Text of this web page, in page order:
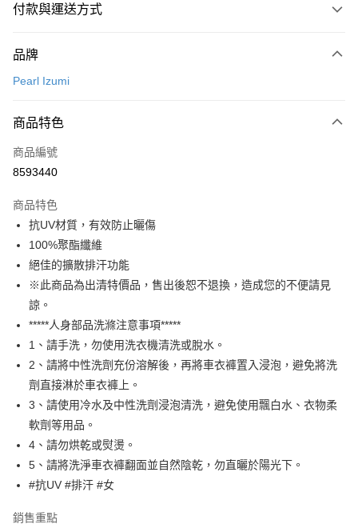
付款與運送方式
信用卡一次付款
LINE Pay
Apple Pay
相關說明
【關於「AFTEE先享後付」】
便利好安心！
１．簡單：不需註冊會員、不需綁卡、不需儲值。
２．便利：只要手機號碼，簡訊認證，即可結帳。
３．安心：先確認商品／服務後，再付款。
【「AFTEE先享後付」結帳流程】
結帳頁面，進行簡訊認證並確認金額後，即可完成結帳。
２．訂單成立數日內，您將收到繳費通知簡訊。
３．收到繳費通知簡訊後14天內，點擊此簡訊中的連結，可透過四大超商／
ATM／網路銀行／等多元方式進行付款，方視為交易完成。
※ 請注意：結帳手續完成當下不需立刻繳費，但若您需要取消訂單，請聯絡
購買商品的店家。未經商家同意取消之訂單仍視為有效，需透過AFTEE先享
※ 交易是否成功請以「AFTEE先享後付 」之結帳頁面顯示為準，若有關於
是否繳費成功／繳費後需取消欲退款等相關疑問，請聯繫「AFTEE先享後付
客戶支援中心」https://netprotections.freshdesk.com/support/home
ATM付款
運送方式
全家取貨付款
每筆NT$60
付款後－全家取貨
每筆NT$60
7-11取貨付款
每筆NT$60
付款後－7-11取貨
每筆NT$60
品牌
Pearl Izumi
商品特色
商品編號
8593440
商品特色
抗UV材質，有效防止曬傷
100%聚酯纖維
絕佳的擴散排汗功能
※此商品為出清特價品，售出後恕不退換，造成您的不便請見
諒。
*****人身部品洗滌注意事項*****
1、請手洗，勿使用洗衣機清洗或脫水。
2、請將中性洗劑充份溶解後，再將車衣褲置入浸泡，避免將洗
劑直接淋於車衣褲上。
3、請使用冷水及中性洗劑浸泡清洗，避免使用飄白水、衣物柔
軟劑等用品。
4、請勿烘乾或熨燙。
5、請將洗淨車衣褲翻面並自然陰乾，勿直曬於陽光下。
#抗UV #排汗 #女
銷售重點